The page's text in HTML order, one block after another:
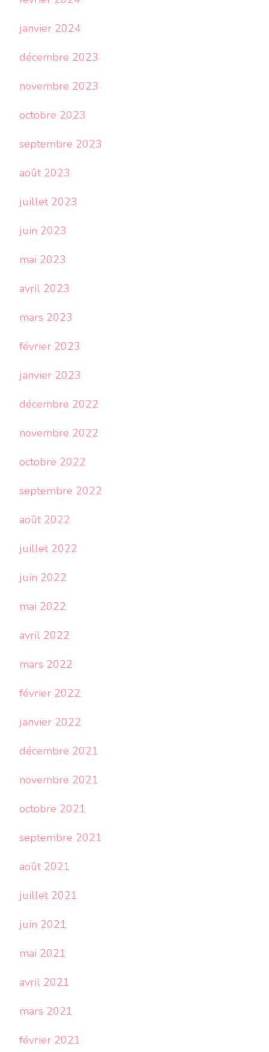
janvier 2024
décembre 2023
novembre 2023
octobre 2023
septembre 2023
août 2023
juillet 2023
juin 2023
mai 2023
avril 2023
mars 2023
février 2023
janvier 2023
décembre 2022
novembre 2022
octobre 2022
septembre 2022
août 2022
juillet 2022
juin 2022
mai 2022
avril 2022
mars 2022
février 2022
janvier 2022
décembre 2021
novembre 2021
octobre 2021
septembre 2021
août 2021
juillet 2021
juin 2021
mai 2021
avril 2021
mars 2021
février 2021